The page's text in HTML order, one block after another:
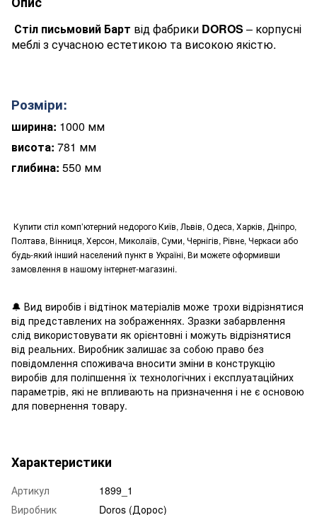
Стіл письмовий Барт від фабрики DOROS – корпусні
меблі з сучасною естетикою та високою якістю.
Розміри:
ширина: 1000 мм
висота: 781 мм
глибина: 550 мм
Купити стіл комп’ютерний недорого Київ, Львів, Одеса, Харків, Дніпро,
Полтава, Вінниця, Херсон, Миколаїв, Суми, Чернігів, Рівне, Черкаси або
будь-який інший населений пункт в Україні, Ви можете оформивши
замовлення в нашому інтернет-магазині.
🔔 Вид виробів і відтінок матеріалів може трохи відрізнятися
від представлених на зображеннях. Зразки забарвлення
слід використовувати як орієнтовні і можуть відрізнятися
від реальних. Виробник залишає за собою право без
повідомлення споживача вносити зміни в конструкцію
виробів для поліпшення їх технологічних і експлуатаційних
параметрів, які не впливають на призначення і не є основою
для повернення товару.
Характеристики
Артикул
1899_1
Виробник
Doros (Дорос)